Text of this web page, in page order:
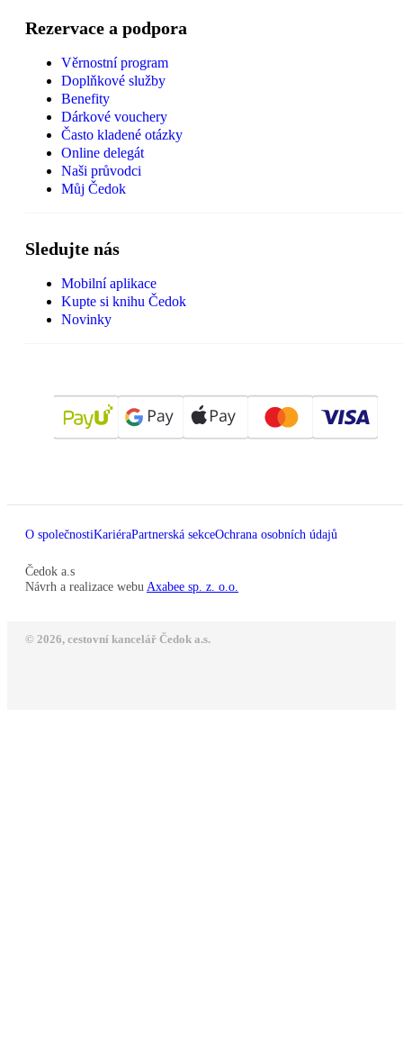
Rezervace a podpora
Věrnostní program
Doplňkové služby
Benefity
Dárkové vouchery
Často kladené otázky
Online delegát
Naši průvodci
Můj Čedok
Sledujte nás
Mobilní aplikace
Kupte si knihu Čedok
Novinky
O společnostiKariéraPartnerská sekceOchrana osobních údajů
Čedok a.s
Návrh a realizace webu Axabee sp. z. o.o.
© 2026, cestovní kancelář Čedok a.s.